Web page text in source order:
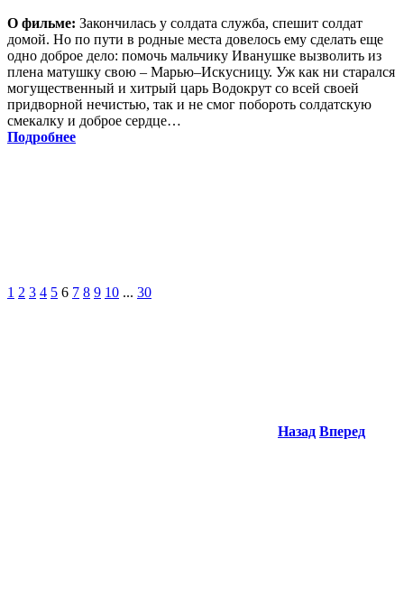
О фильме: Закончилась у солдата служба, спешит солдат
домой. Но по пути в родные места довелось ему сделать еще
одно доброе дело: помочь мальчику Иванушке вызволить из
плена матушку свою – Марью–Искусницу. Уж как ни старался
могущественный и хитрый царь Водокрут со всей своей
придворной нечистью, так и не смог побороть солдатскую
смекалку и доброе сердце…
Подробнее
1 2 3 4 5 6 7 8 9 10 ... 30
Назад Вперед